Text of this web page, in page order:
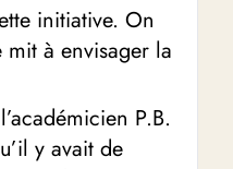
initiative. On
à envisager la
P.B.
y avait de